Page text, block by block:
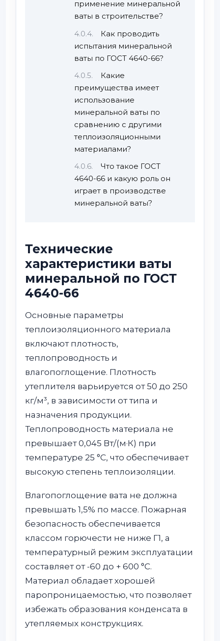
применение минеральной
ваты в строительстве?
Как проводить
испытания минеральной
ваты по ГОСТ 4640-66?
Какие
преимущества имеет
использование
минеральной ваты по
сравнению с другими
теплоизоляционными
материалами?
Что такое ГОСТ
4640-66 и какую роль он
играет в производстве
минеральной ваты?
Технические
характеристики ваты
минеральной по ГОСТ
4640-66
Основные параметры
теплоизоляционного материала
включают плотность,
теплопроводность и
влагопоглощение. Плотность
утеплителя варьируется от 50 до 250
кг/м³, в зависимости от типа и
назначения продукции.
Теплопроводность материала не
превышает 0,045 Вт/(м·К) при
температуре 25 °C, что обеспечивает
высокую степень теплоизоляции.
Влагопоглощение вата не должна
превышать 1,5% по массе. Пожарная
безопасность обеспечивается
классом горючести не ниже Г1, а
температурный режим эксплуатации
составляет от -60 до + 600 °C.
Материал обладает хорошей
паропроницаемостью, что позволяет
избежать образования конденсата в
утепляемых конструкциях.